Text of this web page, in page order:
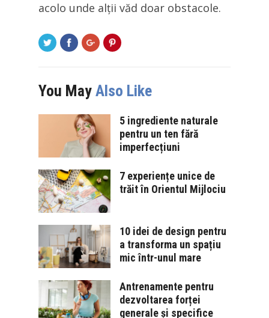
acolo unde alții văd doar obstacole.
You May Also Like
5 ingrediente naturale
pentru un ten fără
imperfecțiuni
7 experiențe unice de
trăit în Orientul Mijlociu
10 idei de design pentru
a transforma un spațiu
mic într-unul mare
Antrenamente pentru
dezvoltarea forței
generale și specifice